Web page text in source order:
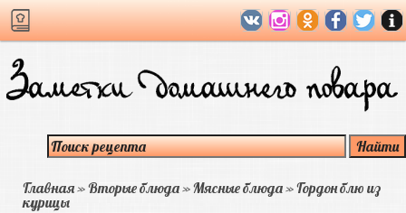
Главная»Вторые блюда»Мясные блюда»Гордон блю из
курицы